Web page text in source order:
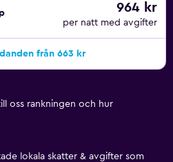
964 kr
per natt med avgifter
från 663 kr
oss rankningen och hur
lokala skatter & avgifter som